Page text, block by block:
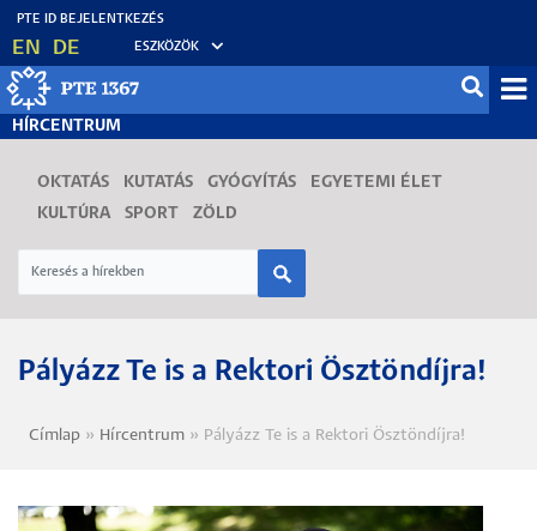
Ugrás
tartalomra
EN DE ESZKÖZÖK
HÍRCENTRUM
OKTATÁS KUTATÁS GYÓGYÍTÁS
EGYETEMI ÉLET
KULTÚRA
SPORT ZÖLD
Pályázz Te is a Rektori Ösztöndíjra!
Morzsa
Címlap Hírcentrum Pályázz Te is a Rektori Ösztöndíjra!